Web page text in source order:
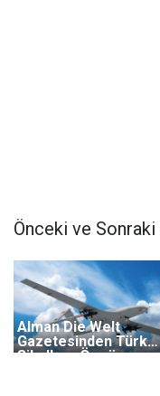
Önceki ve
Alman Die Welt
Gazetesinden Türk
Siha'lara Övgü